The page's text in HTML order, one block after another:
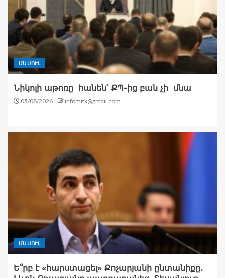
ՄԱՄՈՒԼ
Նիկոլի աթոռը հանեն՝ ՔՊ-ից բան չի մնա
05/08/2026 infomitk@gmail.com
ՄԱՄՈՒԼ
Ե՞րբ է «հարստացել» Քոչարյանի ընտանիքը․